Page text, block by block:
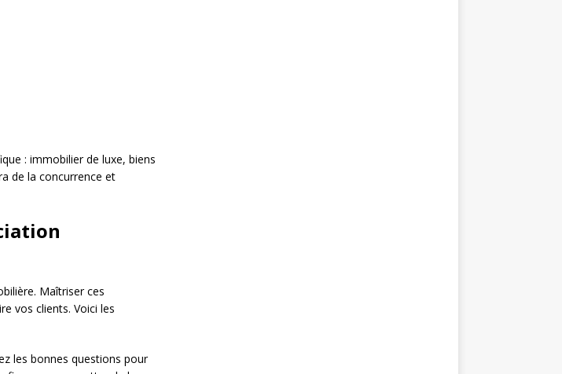
: immobilier de luxe, biens
de la concurrence et
Maîtriser ces
vos clients. Voici les
les bonnes questions pour